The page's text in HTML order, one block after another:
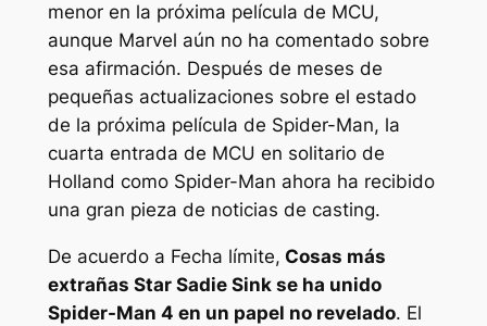
menor en la próxima película de MCU,
aunque Marvel aún no ha comentado sobre
esa afirmación. Después de meses de
pequeñas actualizaciones sobre el estado
de la próxima película de Spider-Man, la
cuarta entrada de MCU en solitario de
Holland como Spider-Man ahora ha recibido
una gran pieza de noticias de casting.
De acuerdo a Fecha límite, Cosas más
extrañas Star Sadie Sink se ha unido
Spider-Man 4 en un papel no revelado. El